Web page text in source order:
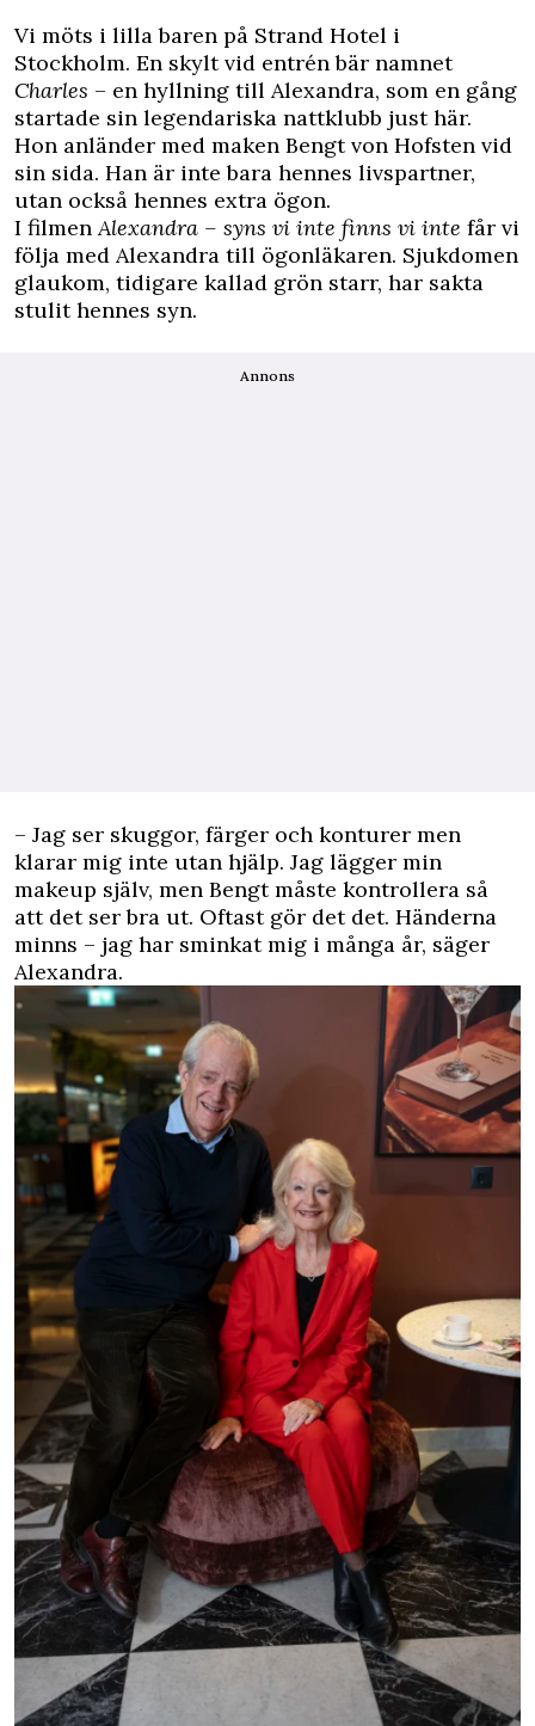
Vi möts i lilla baren på Strand Hotel i
Stockholm. En skylt vid entrén bär namnet
Charles – en hyllning till Alexandra, som en gång
startade sin legendariska nattklubb just här.
Hon anländer med maken Bengt von Hofsten vid
sin sida. Han är inte bara hennes livspartner,
utan också hennes extra ögon.
I filmenAlexandra – syns vi inte finns vi inte får vi
följa med Alexandra till ögonläkaren. Sjukdomen
glaukom, tidigare kallad grön starr, har sakta
stulit hennes syn.
Annons
– Jag ser skuggor, färger och konturer men
klarar mig inte utan hjälp. Jag lägger min
makeup själv, men Bengt måste kontrollera så
att det ser bra ut. Oftast gör det det. Händerna
minns – jag har sminkat mig i många år, säger
Alexandra.